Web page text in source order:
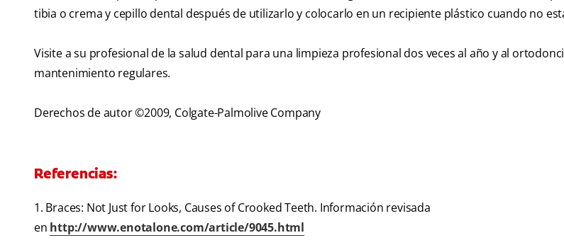
tibia o crema y cepillo dental después de utilizarlo y colocarlo en un recipiente plástico cuando no
Visite a su profesional de la salud dental para una limpieza profesional dos veces al año y al
mantenimiento regulares.
Derechos de autor ©2009, Colgate-Palmolive Company
Referencias:
1. Braces: Not Just for Looks, Causes of Crooked Teeth. Información revisada
en http://www.enotalone.com/article/9045.html